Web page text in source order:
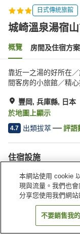
日式傳統旅館
城崎溫泉湯宿
概覽 房間及住宿方案
靠近一之湯的好所在
間客房的小旅館／精
豐岡, 兵庫縣, 日本
於地圖上顯示
4.7 出類拔萃 評語
住宿設施
停車場
公共澡堂（溫泉）
本網站使用 cookie
現與流量。我們也
分享您使用我們網站
不要銷售我